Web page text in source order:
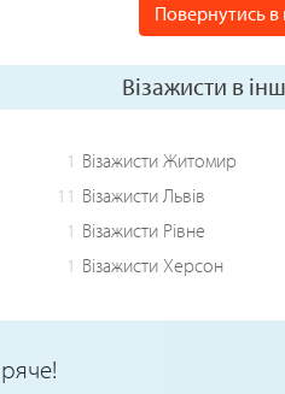
Повернутись в
Візажисти в
1 Візажисти Житомир
11 Візажисти Львів
1 Візажисти Рівне
1 Візажисти Херсон